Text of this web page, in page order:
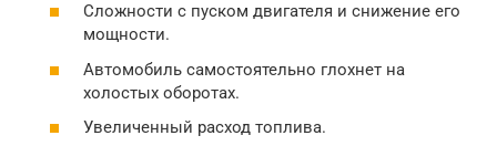
Сложности с пуском двигателя и снижение его
мощности.
Автомобиль самостоятельно глохнет на
холостых оборотах.
Увеличенный расход топлива.